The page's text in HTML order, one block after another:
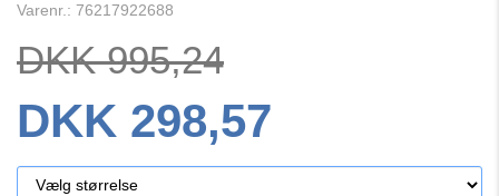
Varenr.: 76217922688
DKK 995,24
DKK 298,57